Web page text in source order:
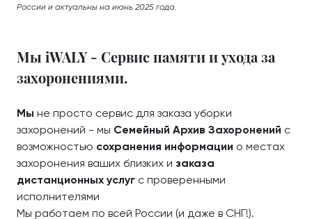
России и актуальны на июнь 2025 года.
Мы iWALY - Сервис памяти и ухода за
захоронениями.
Мы не просто сервис для заказа уборки
захоронений - мы Семейный Архив Захоронений с
возможностью сохранения информации о местах
захоронения ваших близких и заказа
дистанционных услуг с проверенными
исполнителями
Мы работаем по всей России (и даже в СНГ!).